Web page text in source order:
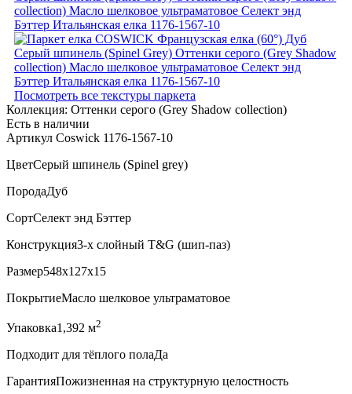
Посмотреть все текстуры паркета
Коллекция: Оттенки серого (Grеy Shadow collection)
Есть в наличии
Артикул Coswick 1176-1567-10
ЦветСерый шпинель (Spinel grey)
ПородаДуб
СортСелект энд Бэттер
Конструкция3-х слойный T&G (шип-паз)
Размер548x127x15
ПокрытиеМасло шелковое ультраматовое
Упаковка1,392 м2
Подходит для тёплого полаДа
ГарантияПожизненная на структурную целостность